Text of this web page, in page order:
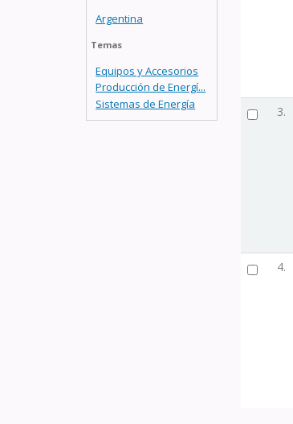
Argentina
Temas
Equipos y Accesorios
Producción de Energí...
Sistemas de Energía
3.
4.